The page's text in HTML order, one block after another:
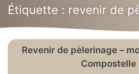
Étiquette : revenir de
Revenir de pèlerinage –
Compostelle